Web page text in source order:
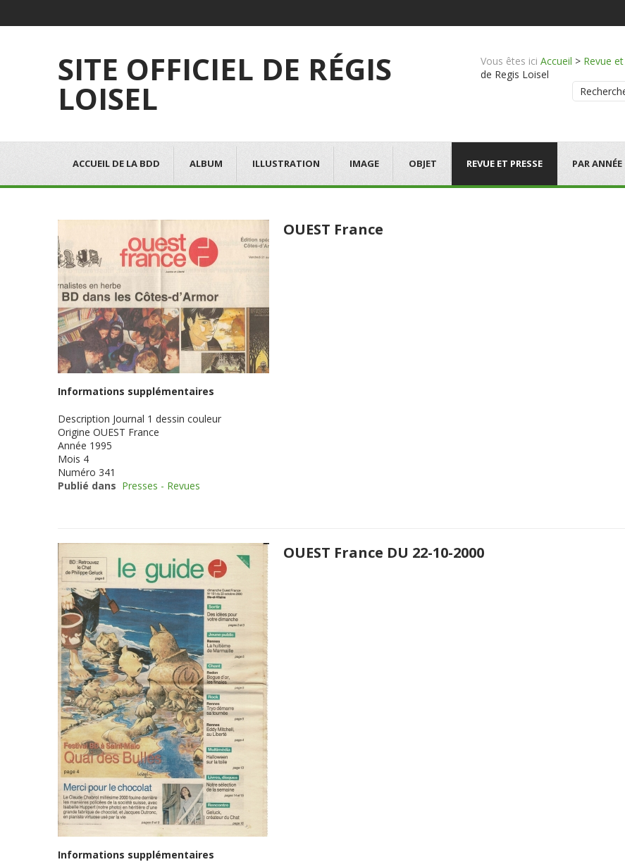
SITE OFFICIEL DE RÉGIS
LOISEL
Vous êtes ici Accueil > Revue
de Regis Loisel
ACCUEIL DE LA BDD ALBUM ILLUSTRATION IMAGE OBJET REVUE ET PRESSE PAR ANNÉE
OUEST France
Informations supplémentaires
Description Journal 1 dessin couleur
Origine OUEST France
Année 1995
Mois 4
Numéro 341
Publié dans Presses - Revues
OUEST France DU 22-10-2000
Informations supplémentaires